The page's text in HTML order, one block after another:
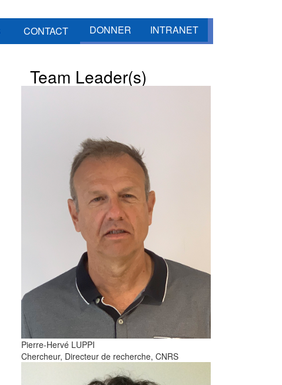
CONTACT DONNER INTRANET
Team Leader(s)
Pierre-Hervé LUPPI
Chercheur, Directeur de recherche, CNRS